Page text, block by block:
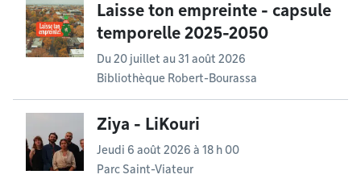
Laisse ton empreinte - capsule
temporelle 2025-2050
Du 20 juillet au 31 août 2026
Bibliothèque Robert-Bourassa
Ziya - LiKouri
Jeudi 6 août 2026 à 18 h 00
Parc Saint-Viateur